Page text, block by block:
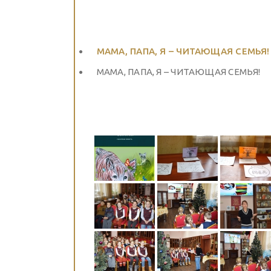
МАМА, ПАПА, Я – ЧИТАЮЩАЯ СЕМЬЯ!
МАМА, ПАПА, Я – ЧИТАЮЩАЯ СЕМЬЯ!